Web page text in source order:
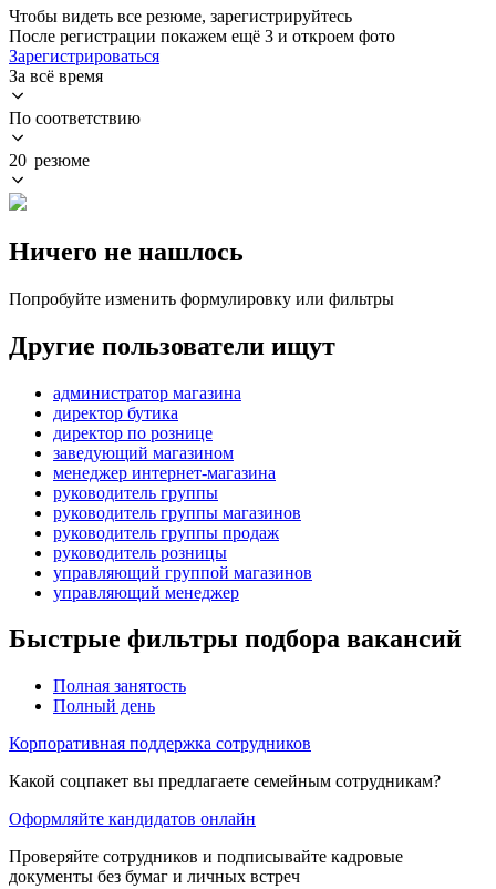
Чтобы видеть все резюме, зарегистрируйтесь
После регистрации покажем ещё 3 и откроем фото
Зарегистрироваться
За всё время
По соответствию
20 резюме
Ничего не нашлось
Попробуйте изменить формулировку или фильтры
Другие пользователи ищут
администратор магазина
директор бутика
директор по рознице
заведующий магазином
менеджер интернет-магазина
руководитель группы
руководитель группы магазинов
руководитель группы продаж
руководитель розницы
управляющий группой магазинов
управляющий менеджер
Быстрые фильтры подбора вакансий
Полная занятость
Полный день
Корпоративная поддержка сотрудников
Какой соцпакет вы предлагаете семейным сотрудникам?
Оформляйте кандидатов онлайн
Проверяйте сотрудников и подписывайте кадровые
документы без бумаг и личных встреч